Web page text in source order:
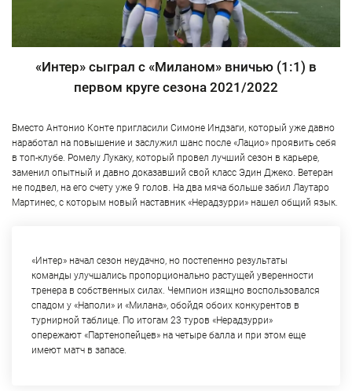
«Интер» сыграл с «Миланом» вничью (1:1) в
первом круге сезона 2021/2022
Вместо Антонио Конте пригласили Симоне Индзаги, который уже давно
наработал на повышение и заслужил шанс после «Лацио» проявить себя
в топ-клубе. Ромелу Лукаку, который провел лучший сезон в карьере,
заменил опытный и давно доказавший свой класс Эдин Джеко. Ветеран
не подвел, на его счету уже 9 голов. На два мяча больше забил Лаутаро
Мартинес, с которым новый наставник «Нерадзурри» нашел общий язык.
«Интер» начал сезон неудачно, но постепенно результаты
команды улучшались пропорционально растущей уверенности
тренера в собственных силах. Чемпион изящно воспользовался
спадом у «Наполи» и «Милана», обойдя обоих конкурентов в
турнирной таблице. По итогам 23 туров «Нерадзурри»
опережают «Партенопейцев» на четыре балла и при этом еще
имеют матч в запасе.